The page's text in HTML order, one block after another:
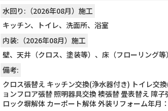
水回り:（2026年08月）施工
キッチン、トイレ、洗面所、浴室
内装:（2026年08月）施工
壁、天井（クロス、塗装等）、床（フローリング等）
備考:
クロス張替え キッチン交換(浄水器付き) トイレ交
ョンフロア張替 照明器具交換 襖張替 畳表替え 障
ロック塀解体 カーポート解体 外装リフォーム年月